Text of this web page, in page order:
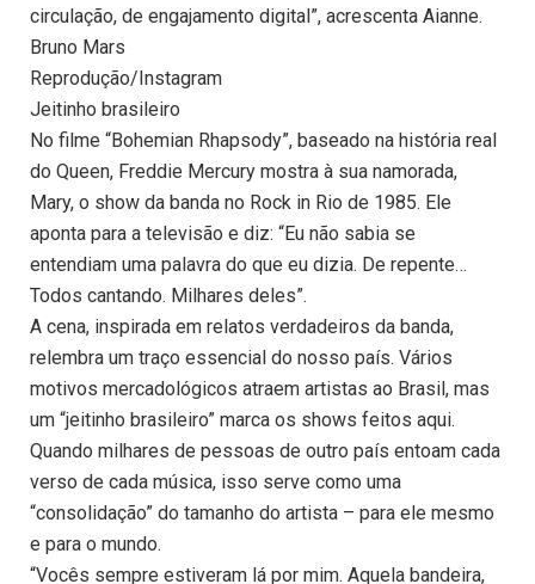
circulação, de engajamento digital”, acrescenta Aianne.
Bruno Mars
Reprodução/Instagram
Jeitinho brasileiro
No filme “Bohemian Rhapsody”, baseado na história real
do Queen, Freddie Mercury mostra à sua namorada,
Mary, o show da banda no Rock in Rio de 1985. Ele
aponta para a televisão e diz: “Eu não sabia se
entendiam uma palavra do que eu dizia. De repente…
Todos cantando. Milhares deles”.
A cena, inspirada em relatos verdadeiros da banda,
relembra um traço essencial do nosso país. Vários
motivos mercadológicos atraem artistas ao Brasil, mas
um “jeitinho brasileiro” marca os shows feitos aqui.
Quando milhares de pessoas de outro país entoam cada
verso de cada música, isso serve como uma
“consolidação” do tamanho do artista – para ele mesmo
e para o mundo.
“Vocês sempre estiveram lá por mim. Aquela bandeira,